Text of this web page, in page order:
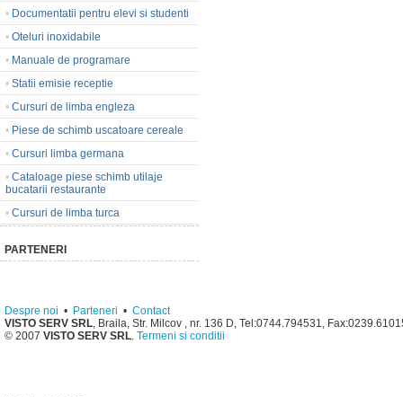
• Documentatii pentru elevi si studenti
• Oteluri inoxidabile
• Manuale de programare
• Statii emisie receptie
• Cursuri de limba engleza
• Piese de schimb uscatoare cereale
• Cursuri limba germana
• Cataloage piese schimb utilaje
bucatarii restaurante
• Cursuri de limba turca
PARTENERI
Despre noi • Parteneri • Contact
VISTO SERV SRL, Braila, Str. Milcov , nr. 136 D, Tel:0744.794531,
© 2007 VISTO SERV SRL. Termeni si conditii